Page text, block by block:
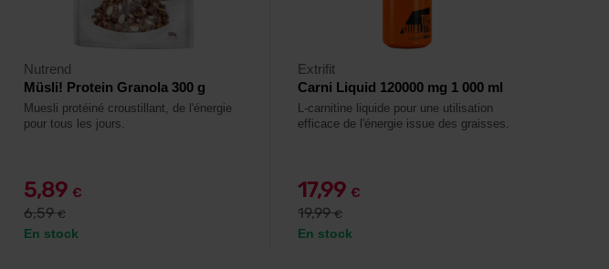
Nutrend
Müsli! Protein Granola 300 g
Muesli protéiné croustillant, de l'énergie
pour tous les jours.
5,89 €
6,59€
En stock
Extrifit
Carni Liquid 120000 mg 1 000 ml
L-carnitine liquide pour une utilisation
efficace de l'énergie issue des graisses.
17,99 €
19,99€
En stock